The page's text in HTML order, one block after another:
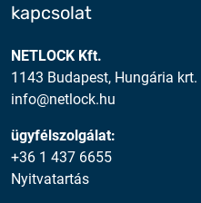
kapcsolat
NETLOCK Kft.
1143 Budapest, Hungária krt.
info@netlock.hu
ügyfélszolgálat:
+36 1 437 6655
Nyitvatartás